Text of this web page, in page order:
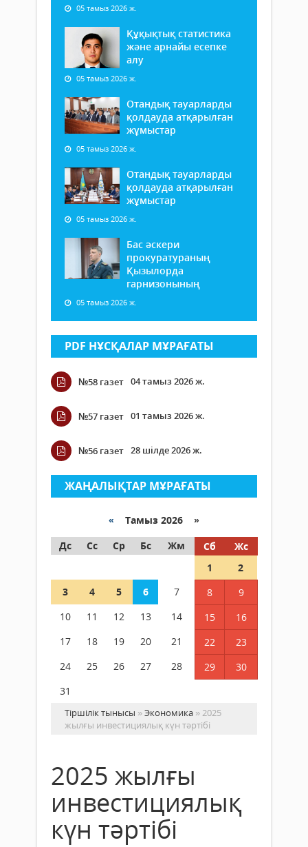
05 тамыз 2026 ж.
Құқықтық статистика
және арнайы есепке
алу
05 тамыз 2026 ж.
Отандық тауарларды
қолдауда атқарылған
жұмыстар
05 тамыз 2026 ж.
Отандық тауарларды
қолдауда атқарылған
жұмыстар
05 тамыз 2026 ж.
Бас әскери
прокуратураның
Қызылорда
гарнизонының
05 тамыз 2026 ж.
PDF НҰСҚАЛАР МҰРАҒАТЫ
№58 газет 04 тамыз 2026 ж.
№57 газет 01 тамыз 2026 ж.
№56 газет 28 шілде 2026 ж.
ЖАҢАЛЫҚТАР МҰРАҒАТЫ
« Тамыз 2026 »
Дс
Сс Ср Бс Жм Сб
Жс
1
2
3
4 5 6 7 8
9
10
11 12 13 14 15
16
17
18 19 20 21 22
23
24
25 26 27 28 29
30
31
Тіршілік тынысы »Экономика » 2025
жылғы инвестициялық күн тәртібі
2025 жылғы
инвестициялық
күн тәртібі